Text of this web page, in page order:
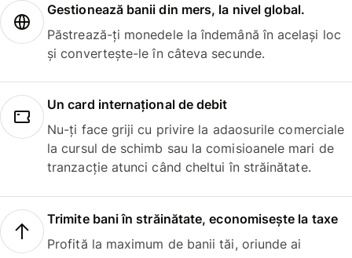
Gestionează banii din mers, la nivel global.
Păstrează-ți monedele la îndemână în același loc
și convertește-le în câteva secunde.
Un card internațional de debit
Nu-ți face griji cu privire la adaosurile comerciale
la cursul de schimb sau la comisioanele mari de
tranzacție atunci când cheltui în străinătate.
Trimite bani în străinătate, economisește la taxe
Profită la maximum de banii tăi, oriunde ai